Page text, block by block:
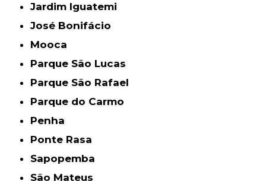
Jardim Iguatemi
José Bonifácio
Mooca
Parque São Lucas
Parque São Rafael
Parque do Carmo
Penha
Ponte Rasa
Sapopemba
São Mateus